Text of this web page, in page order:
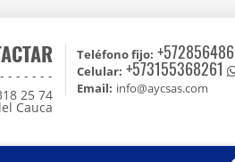
- - - - - -
25 74
Cauca
Teléfono fijo: +572856486
Celular: +573155368261
Email: info@aycsas.com